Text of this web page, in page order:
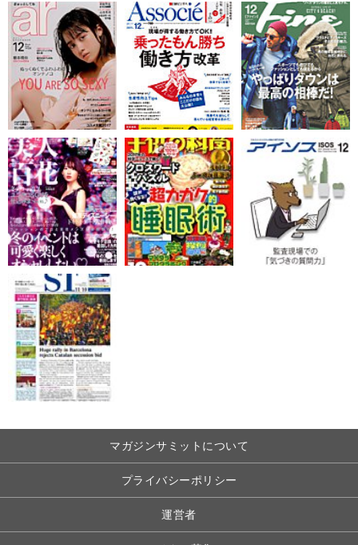
マガジンサミットについて
プライバシーポリシー
運営者